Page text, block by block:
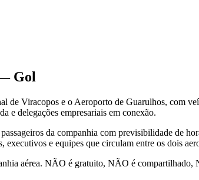
Gol
de Viracopos e o Aeroporto de Guarulhos, com
e delegações empresariais em conexão.
da companhia com previsibilidade de
executivos e equipes que circulam entre os dois
aérea. NÃO é gratuito, NÃO é